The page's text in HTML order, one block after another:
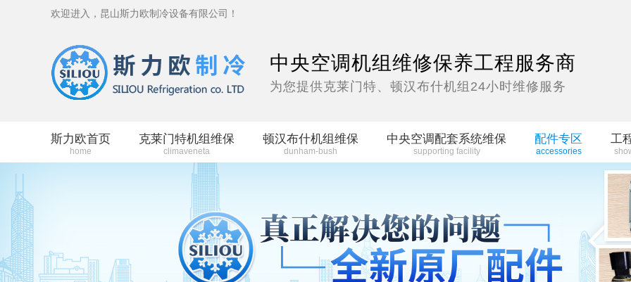
欢迎进入，昆山斯力欧制冷设备有限公司！
中央空调机组维修保养工程服务商
为您提供克莱门特、顿汉布什机组24小时维修服务
斯力欧首页
home
克莱门特机组维保
climaveneta
顿汉布什机组维保
dunham-bush
中央空调配套系统维保
supporting facility
配件专区
accessories
工